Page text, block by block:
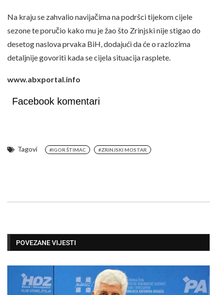
Na kraju se zahvalio navijačima na podršci tijekom cijele
sezone te poručio kako mu je žao što Zrinjski nije stigao do
desetog naslova prvaka BiH, dodajući da će o razlozima
detaljnije govoriti kada se cijela situacija rasplete.
www.abxportal.info
Facebook komentari
Tagovi #IGOR ŠTIMAC #ZRINJSKI MOSTAR
POVEZANE VIJESTI